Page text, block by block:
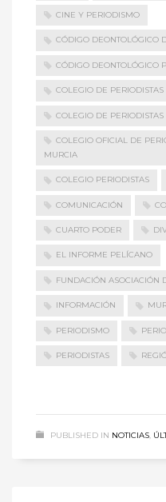
CINE Y PERIODISMO
CÓDIGO DEONTOLÓGICO
CÓDIGO DEONTOLÓGICO
COLEGIO DE PERIODISTAS
COLEGIO DE
COLEGIO OFICIAL DE
MURCIA
COLEGIO PERIODISTAS
COMUNICACIÓN
CUARTO PODER
EL INFORME PELÍCANO
FUNDACIÓN ASOCIACIÓN
INFORMACIÓN
PERIODISMO
PERIODISTAS
PUBLISHED IN NOTICIAS,